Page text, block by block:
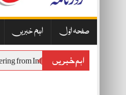
صفحہ اوّل اہم خبریں
اہم خبریں
Suffering from Inflation and